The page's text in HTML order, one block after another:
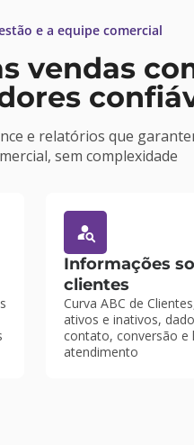
e a equipe comercial
vendas
e relatórios que
sem complexidade
Informações
clientes
Curva ABC de
ativos e inativos,
contato, conversão e
atendimento